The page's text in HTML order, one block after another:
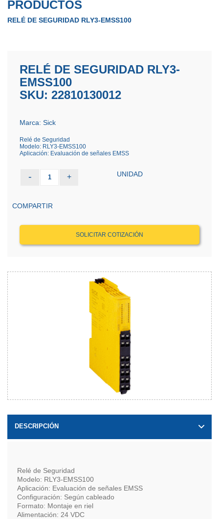
PRODUCTOS
RELÉ DE SEGURIDAD RLY3-EMSS100
RELÉ DE SEGURIDAD RLY3-
EMSS100
SKU: 22810130012
Marca: Sick
Relé de Seguridad
Modelo: RLY3-EMSS100
Aplicación: Evaluación de señales EMSS
- 1 + UNIDAD
COMPARTIR
SOLICITAR COTIZACIÓN
DESCRIPCIÓN
Relé de Seguridad
Modelo: RLY3-EMSS100
Aplicación: Evaluación de señales EMSS
Configuración: Según cableado
Formato: Montaje en riel
Alimentación: 24 VDC